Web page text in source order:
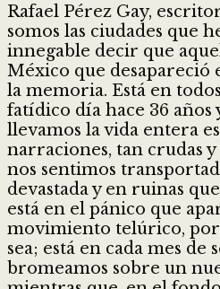
Rafael Pérez Gay,
somos las ciudades que
innegable decir que
México que desapareció
la memoria. Está en
fatídico día hace 36 años
llevamos la vida entera
narraciones, tan crudas
nos sentimos
devastada y en ruinas
está en el pánico que
movimiento telúrico,
sea; está en cada mes
bromeamos sobre un